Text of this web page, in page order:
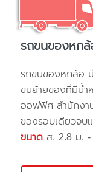
รถขนของหก
รถขนของหกล้อ
ขนย้ายของที่มีน้ำ
ออฟฟิศ สำนักงา
ของรอบเดียวจบ
ขนาด ส. 2.8 ม.